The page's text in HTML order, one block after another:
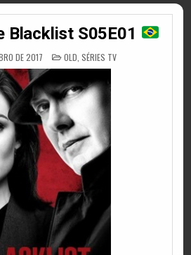
Blacklist S05E01
DE 2017 POSTED
IN
OLD SÉRIES TV